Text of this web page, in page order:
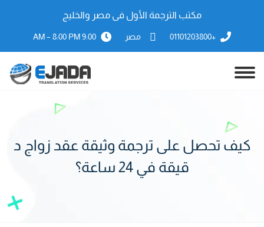
مكتب الترجمة الأول فى مصر والخليج
+01101203800 مصر 9:00 AM – 8:00 PM
كيف تحصل على ترجمة وثيقة عقد زواج د
قيقة في 24 ساعة؟